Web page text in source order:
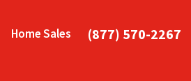
Home Sales (877) 570-2267